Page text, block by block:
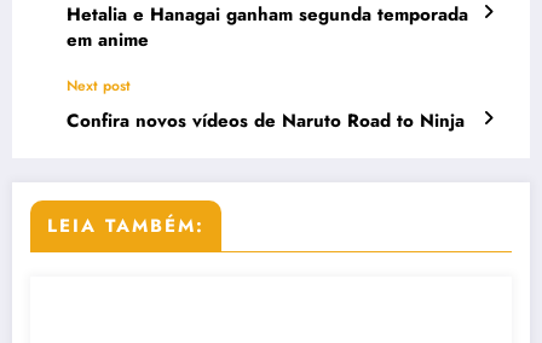
Hetalia e Hanagai ganham segunda temporada
em anime
Next post
Confira novos vídeos de Naruto Road to Ninja
LEIA TAMBÉM: